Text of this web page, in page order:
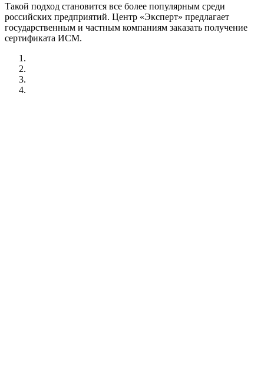
Такой подход становится все более популярным среди
российских предприятий. Центр «Эксперт» предлагает
государственным и частным компаниям заказать получение
сертификата ИСМ.